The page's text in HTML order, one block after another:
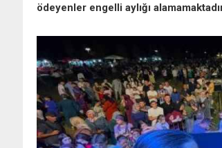
ödeyenler engelli aylığı